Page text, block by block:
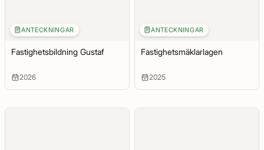
ANTECKNINGAR
Fastighetsbildning Gustaf
2026
ANTECKNINGAR
Fastighetsmäklarlagen
2025